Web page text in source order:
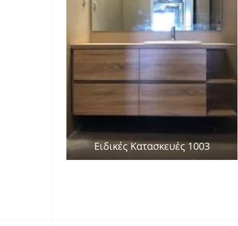
Ειδικές Κατασκευές 1003